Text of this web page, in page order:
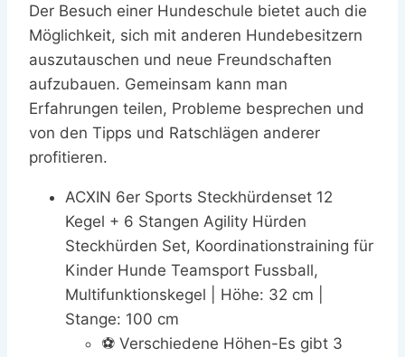
Der Besuch einer Hundeschule bietet auch die
Möglichkeit, sich mit anderen Hundebesitzern
auszutauschen und neue Freundschaften
aufzubauen. Gemeinsam kann man
Erfahrungen teilen, Probleme besprechen und
von den Tipps und Ratschlägen anderer
profitieren.
ACXIN 6er Sports Steckhürdenset 12
Kegel + 6 Stangen Agility Hürden
Steckhürden Set, Koordinationstraining für
Kinder Hunde Teamsport Fussball,
Multifunktionskegel | Höhe: 32 cm |
Stange: 100 cm
⚽ Verschiedene Höhen-Es gibt 3